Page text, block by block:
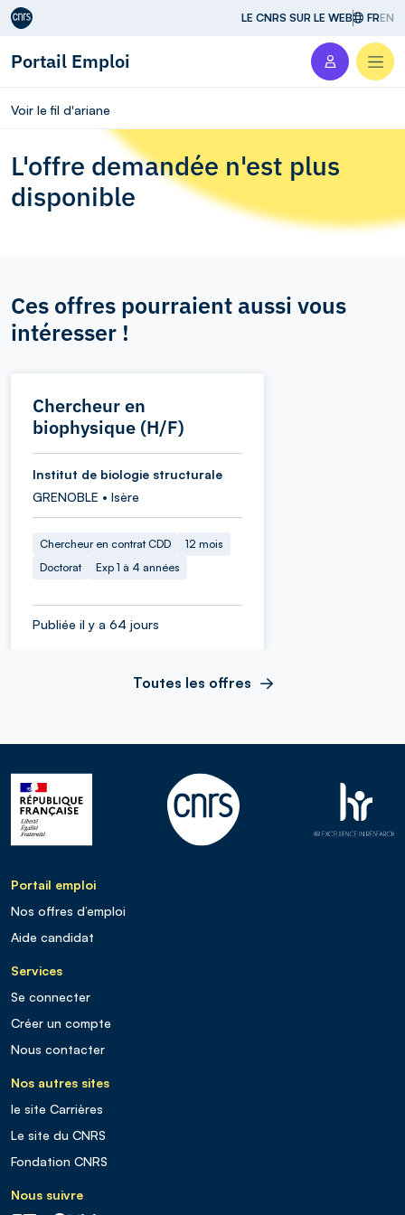
Aller au contenu LE CNRS SUR LE WEB FREN
Portail Emploi
Voir le fil d'ariane
L'offre demandée n'est plus
disponible
Ces offres pourraient aussi vous
intéresser !
Chercheur en
biophysique (H/F)
Institut de biologie structurale
GRENOBLE • Isère
Chercheur en contrat CDD
12 mois
Doctorat
Exp 1 à 4 années
Publiée il y a 64 jours
Toutes les offres
Portail emploi
Nos offres d’emploi
Aide candidat
Services
Se connecter
Créer un compte
Nous contacter
Nos autres sites
le site Carrières
Le site du CNRS
Fondation CNRS
Nous suivre